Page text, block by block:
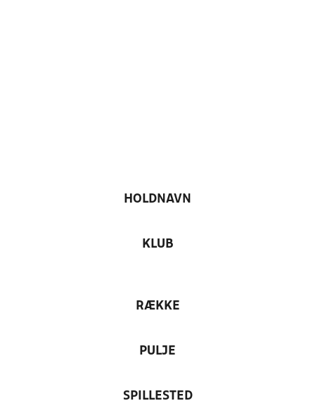
HOLDNAVN
KLUB
RÆKKE
PULJE
SPILLESTED